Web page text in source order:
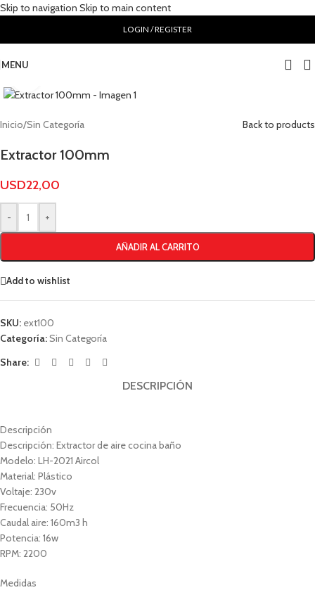
Skip to navigation Skip to main content
LOGIN / REGISTER
MENU
Inicio/Sin Categoría Back to products
Extractor 100mm
USD22,00
- +
AÑADIR AL CARRITO
Add to wishlist
SKU: ext100
Categoría:Sin Categoría
Share:
DESCRIPCIÓN
Descripción
Descripción: Extractor de aire cocina baño
Modelo: LH-2021 Aircol
Material: Plástico
Voltaje: 230v
Frecuencia: 50Hz
Caudal aire: 160m3 h
Potencia: 16w
RPM: 2200
Medidas